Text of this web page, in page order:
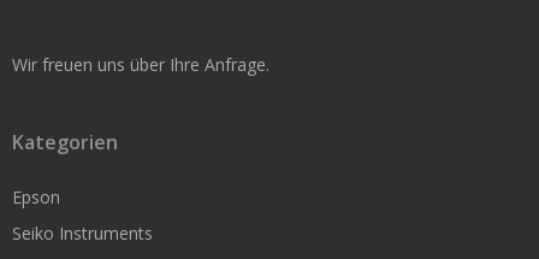
Original Seiko Etiketten
Original Dymo
Wir freuen uns über Ihre Anfrage.
Kategorien
Epson
Seiko Instruments